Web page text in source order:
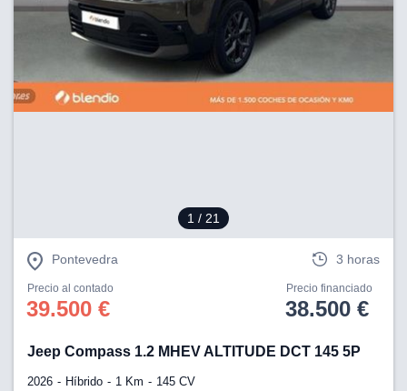
1 / 21
Pontevedra 3 horas
Precio al contado
39.500 €
Precio financiado
38.500 €
Jeep Compass 1.2 MHEV ALTITUDE DCT 145 5P
2026 Híbrido 1 Km 145 CV